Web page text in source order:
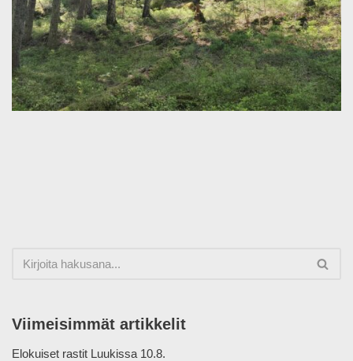
Viimeisimmät artikkelit
Elokuiset rastit Luukissa 10.8.